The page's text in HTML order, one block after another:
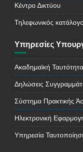
Κέντρο Δικτύου
Τηλεφωνικός
Υπηρεσίες
Ακαδημαϊκή Ταυτότητα
Δηλώσεις
Σύστημα Πρακτικής
Ηλεκτρονική
Υπηρεσία